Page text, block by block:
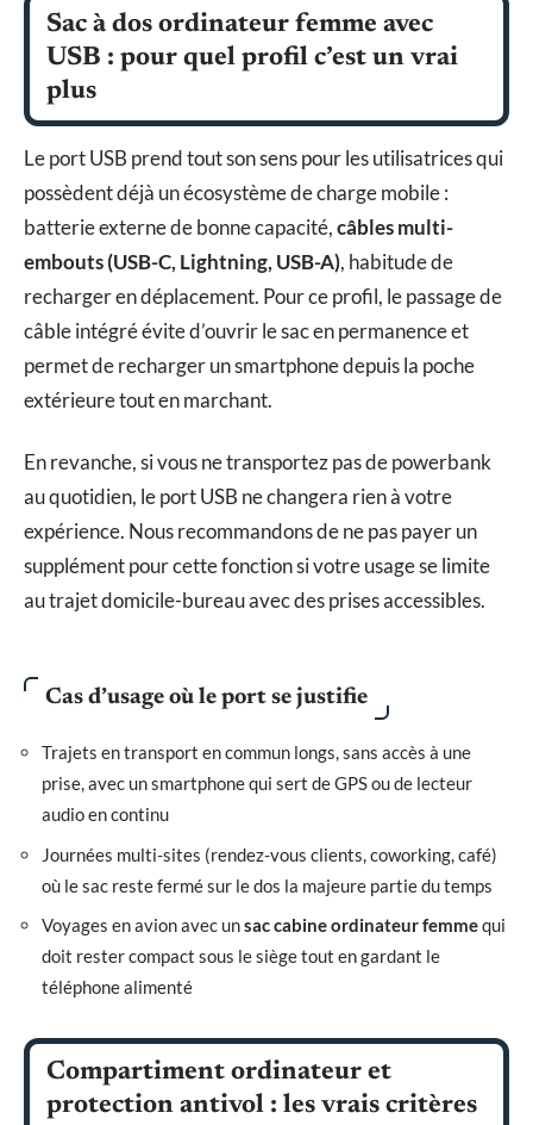
Sac à dos ordinateur femme avec
USB : pour quel profil c’est un vrai
plus
Le port USB prend tout son sens pour les utilisatrices qui
possèdent déjà un écosystème de charge mobile :
batterie externe de bonne capacité,câbles multi-
embouts (USB-C, Lightning, USB-A), habitude de
recharger en déplacement. Pour ce profil, le passage de
câble intégré évite d’ouvrir le sac en permanence et
permet de recharger un smartphone depuis la poche
extérieure tout en marchant.
En revanche, si vous ne transportez pas de powerbank
au quotidien, le port USB ne changera rien à votre
expérience. Nous recommandons de ne pas payer un
supplément pour cette fonction si votre usage se limite
au trajet domicile-bureau avec des prises accessibles.
Cas d’usage où le port se justifie
Trajets en transport en commun longs, sans accès à une
prise, avec un smartphone qui sert de GPS ou de lecteur
audio en continu
Journées multi-sites (rendez-vous clients, coworking, café)
où le sac reste fermé sur le dos la majeure partie du temps
Voyages en avion avec unsac cabine ordinateur femmequi
doit rester compact sous le siège tout en gardant le
téléphone alimenté
Compartiment ordinateur et
protection antivol : les vrais critères